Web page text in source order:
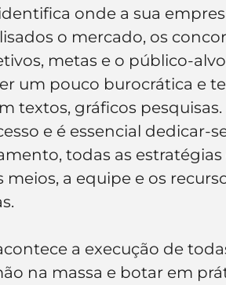
onde a sua
o mercado, os
metas e o público-
um pouco burocrática e
textos, gráficos
e é essencial dedicar-
todas as
meios, a equipe e os
a execução de
na massa e botar em